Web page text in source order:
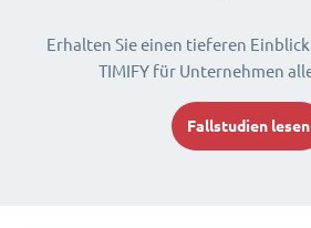
Erhalten Sie einen tieferen
TIMIFY für Unternehmen
Fallstudien lesen